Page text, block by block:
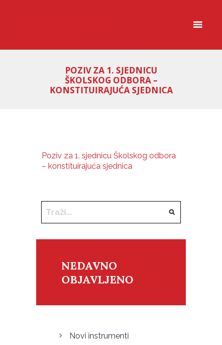
POZIV ZA 1. SJEDNICU
ŠKOLSKOG ODBORA –
KONSTITUIRAJUĆA SJEDNICA
Poziv za 1. sjednicu Školskog odbora
– konstituirajuća sjednica
NEDAVNO
OBJAVLJENO
Novi instrumenti